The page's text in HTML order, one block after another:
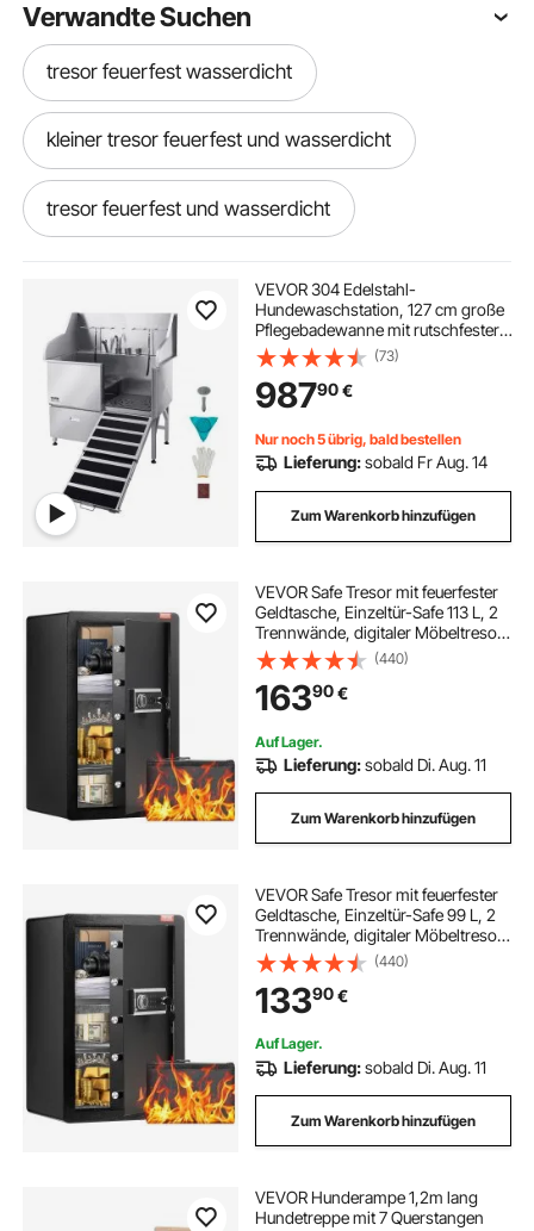
Verwandte Suchen
tresor feuerfest wasserdicht
kleiner tresor feuerfest und wasserdicht
tresor feuerfest und wasserdicht
kleiner tresor feuerfest wasserdicht
tresor feuerfest wasserdicht tresore
feuerfester und wasserdichter tresor
safe ohne schlüssel
safe schlüssel schlussel safe
möbeltresor schlüssel und fingerabdruck
möbeltresor schlüssel
VEVOR 304 Edelstahl-
Hundewaschstation, 127 cm große
Pflegebadewanne mit rutschfester,
flacher Rampe, Schublade, Warm-
und Kaltwasserhahn, All-in-One-
Badewanne für Pflegesalons, für
alle Größen geeignet (rechte Tür)
(73)
98790€
Nur noch 5 übrig, bald bestellen
Lieferung:sobald Fr Aug. 14
Zum Warenkorb hinzufügen
VEVOR Safe Tresor mit feuerfester
Geldtasche, Einzeltür-Safe 113 L, 2
Trennwände, digitaler Möbeltresor
mit Schlüssel, Code und
Fingerabdruck, Wertsachenbox für
Geld und Schmuck, Geldtresor
Schwarz
(440)
16390€
Auf Lager.
Lieferung:sobald Di. Aug. 11
Zum Warenkorb hinzufügen
VEVOR Safe Tresor mit feuerfester
Geldtasche, Einzeltür-Safe 99 L, 2
Trennwände, digitaler Möbeltresor
mit Schlüssel und Code,
Wertsachenbox für Geld, Schmuck
und Medikamente, Geldtresor
Schwarz
(440)
13390€
Auf Lager.
Lieferung:sobald Di. Aug. 11
Zum Warenkorb hinzufügen
VEVOR Hunderampe 1,2m lang
Hundetreppe mit 7 Querstangen